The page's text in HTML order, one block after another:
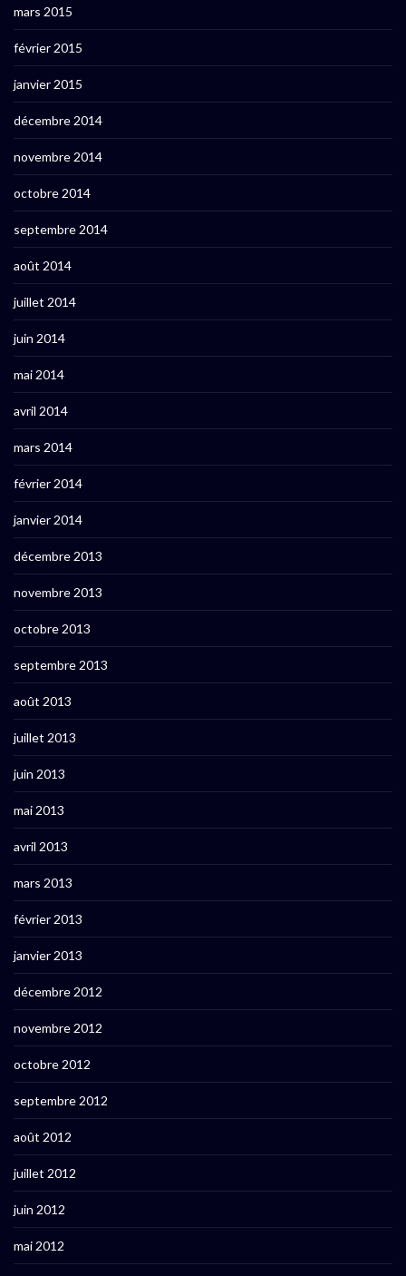
mars 2015
février 2015
janvier 2015
décembre 2014
novembre 2014
octobre 2014
septembre 2014
août 2014
juillet 2014
juin 2014
mai 2014
avril 2014
mars 2014
février 2014
janvier 2014
décembre 2013
novembre 2013
octobre 2013
septembre 2013
août 2013
juillet 2013
juin 2013
mai 2013
avril 2013
mars 2013
février 2013
janvier 2013
décembre 2012
novembre 2012
octobre 2012
septembre 2012
août 2012
juillet 2012
juin 2012
mai 2012